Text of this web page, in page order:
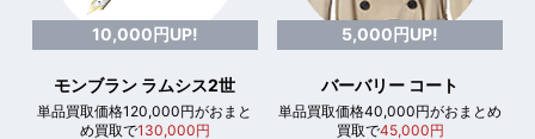
10,000円UP!
モンブラン ラムシス2世
単品買取価格120,000円がおまと
め買取で130,000円
5,000円UP!
バーバリー コート
単品買取価格40,000円がおまとめ
買取で45,000円